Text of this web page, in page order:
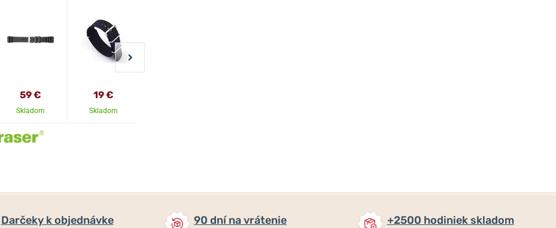
59 €
Skladom
19 €
Skladom
Darčeky k objednávke 90 dní na vrátenie +2500 hodiniek skladom